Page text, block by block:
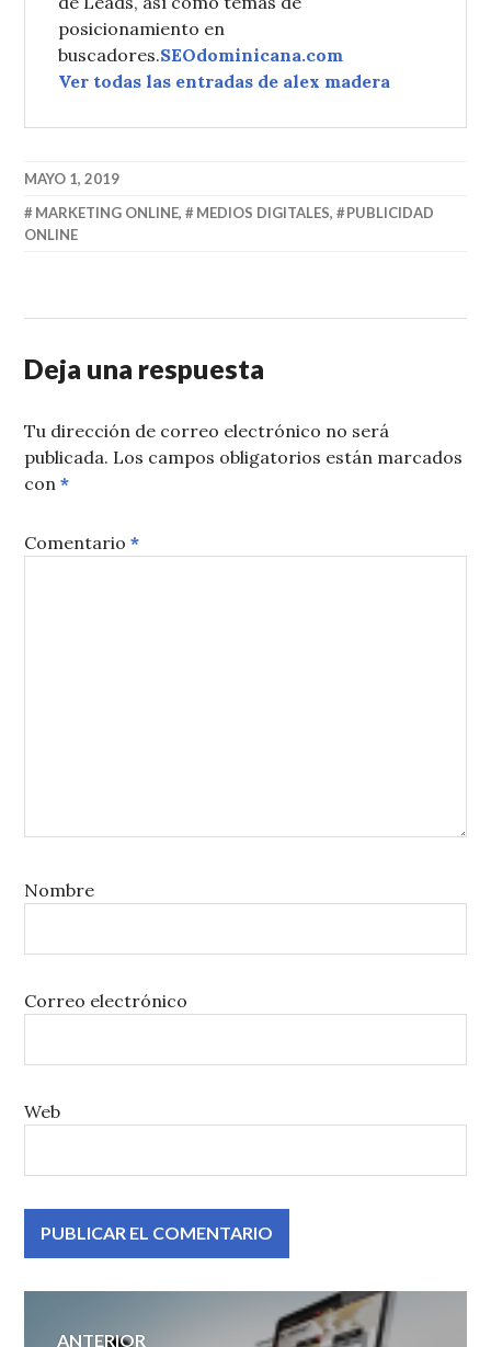
posicionamiento en
buscadores.SEOdominicana.com
Ver todas las entradas de alex madera
MAYO 1, 2019
MARKETING ONLINE, MEDIOS DIGITALES,
PUBLICIDAD
ONLINE
Deja una respuesta
Tu dirección de correo electrónico no será
publicada. Los campos obligatorios están marcados
con*
Comentario*
Nombre
Correo electrónico
Web
Navegación
ANTERIOR